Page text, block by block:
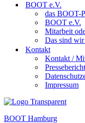
BOOT e.V.
das BOOT-
BOOT e.V.
Mitarbeit
Das sind wir
Kontakt
Kontakt /
Impressum
BOOT Hamburg